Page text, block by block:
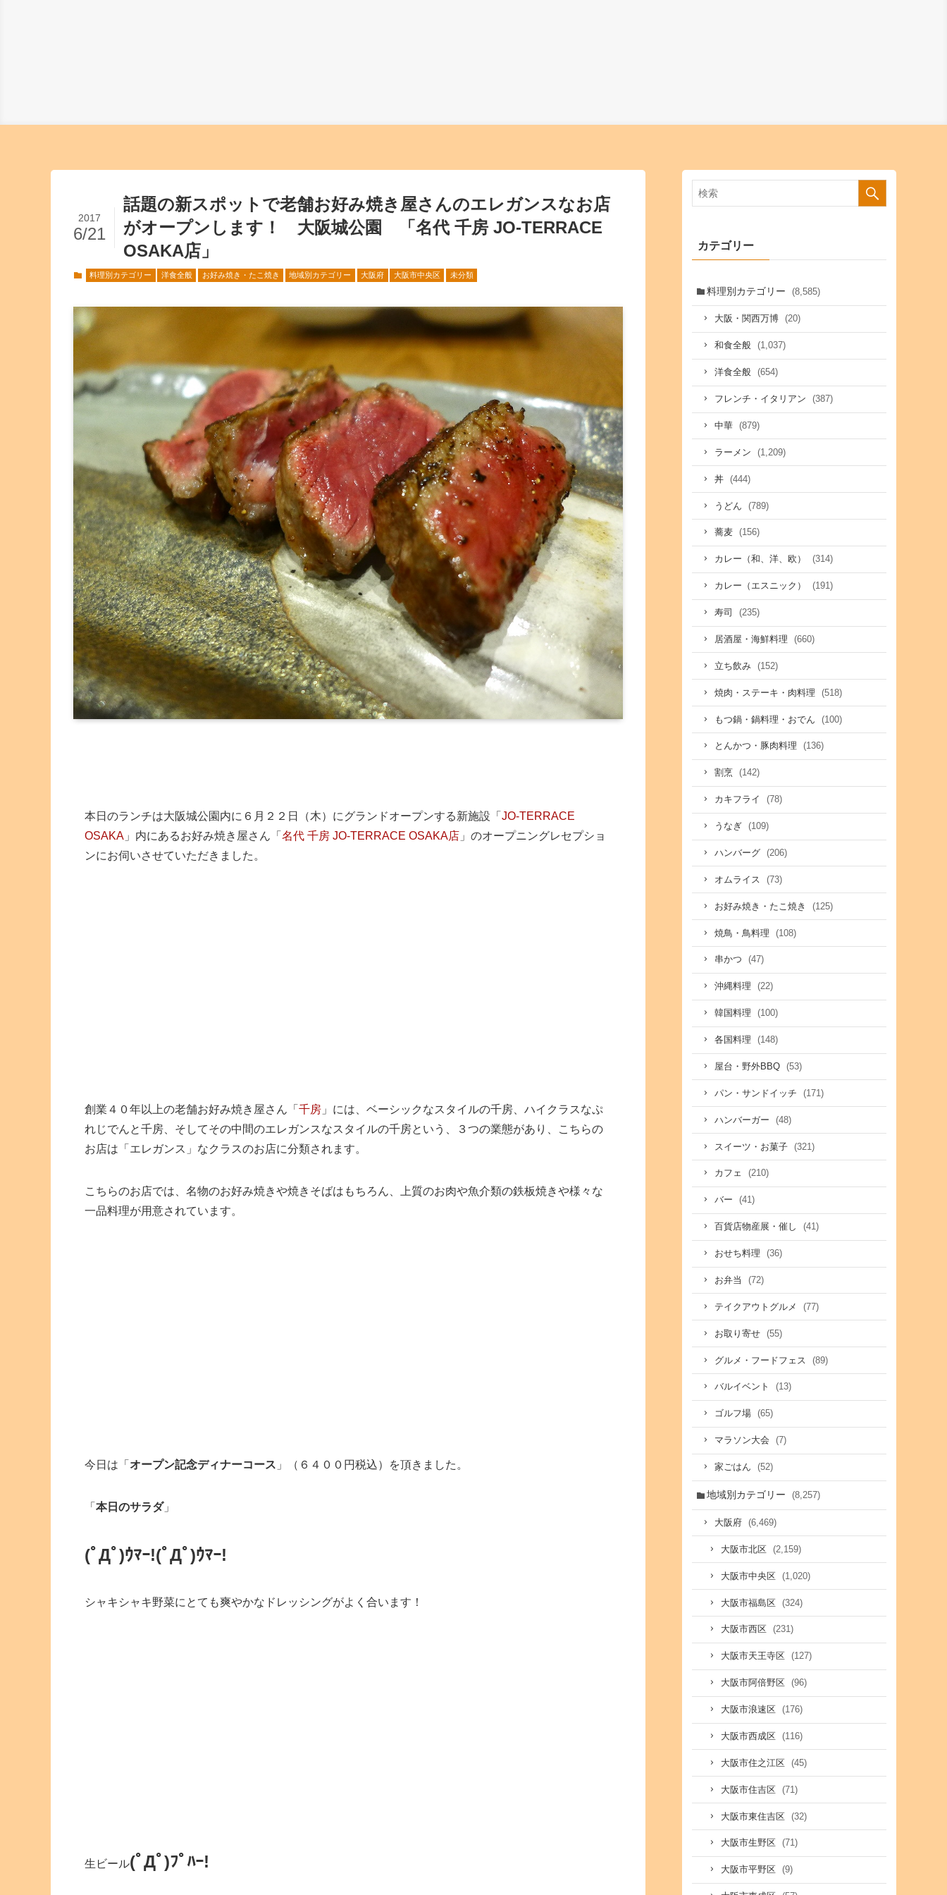
話題の新スポットで老舗お好み焼き屋さんのエレガンスなお店
がオープンします！ 大阪城公園 「名代 千房 JO-TERRACE
OSAKA店」
2017
6/21
料理別カテゴリー 洋食全般 お好み焼き・たこ焼き 地域別カテゴリー 大阪府 大阪市中央区 未分類
本日のランチは大阪城公園内に６月２２日（木）にグランドオープンする新施設「 JO-TERRACE
OSAKA 」内にあるお好み焼き屋さん「 名代 千房 JO-TERRACE OSAKA店 」のオープニングレセプショ
ンにお伺いさせていただきました。
創業４０年以上の老舗お好み焼き屋さん「 千房 」には、ベーシックなスタイルの千房、ハイクラスなぷ
れじでんと千房、そしてその中間のエレガンスなスタイルの千房という、３つの業態があり、こちらの
お店は「エレガンス」なクラスのお店に分類されます。
こちらのお店では、名物のお好み焼きや焼きそばはもちろん、上質のお肉や魚介類の鉄板焼きや様々な
一品料理が用意されています。
今日は「 オープン記念ディナーコース 」（６４００円税込）を頂きました。
「 本日のサラダ」
(ﾟДﾟ)ｳﾏｰ!(ﾟДﾟ)ｳﾏｰ!
シャキシャキ野菜にとても爽やかなドレッシングがよく合います！
生ビール(ﾟДﾟ)ﾌﾟﾊｰ!
カテゴリー
料理別カテゴリー (8,585)
大阪・関西万博 (20)
和食全般 (1,037)
洋食全般 (654)
フレンチ・イタリアン (387)
中華 (879)
ラーメン (1,209)
丼 (444)
うどん (789)
蕎麦 (156)
カレー（和、洋、欧） (314)
カレー（エスニック） (191)
寿司 (235)
居酒屋・海鮮料理 (660)
立ち飲み (152)
焼肉・ステーキ・肉料理 (518)
もつ鍋・鍋料理・おでん (100)
とんかつ・豚肉料理 (136)
割烹 (142)
カキフライ (78)
うなぎ (109)
ハンバーグ (206)
オムライス (73)
お好み焼き・たこ焼き (125)
焼鳥・鳥料理 (108)
串かつ (47)
沖縄料理 (22)
韓国料理 (100)
各国料理 (148)
屋台・野外BBQ (53)
パン・サンドイッチ (171)
ハンバーガー (48)
スイーツ・お菓子 (321)
カフェ (210)
バー (41)
百貨店物産展・催し (41)
おせち料理 (36)
お弁当 (72)
テイクアウトグルメ (77)
お取り寄せ (55)
グルメ・フードフェス (89)
バルイベント (13)
ゴルフ場 (65)
マラソン大会 (7)
家ごはん (52)
地域別カテゴリー (8,257)
大阪府 (6,469)
大阪市北区 (2,159)
大阪市中央区 (1,020)
大阪市福島区 (324)
大阪市西区 (231)
大阪市天王寺区 (127)
大阪市阿倍野区 (96)
大阪市浪速区 (176)
大阪市西成区 (116)
大阪市住之江区 (45)
大阪市住吉区 (71)
大阪市東住吉区 (32)
大阪市生野区 (71)
大阪市平野区 (9)